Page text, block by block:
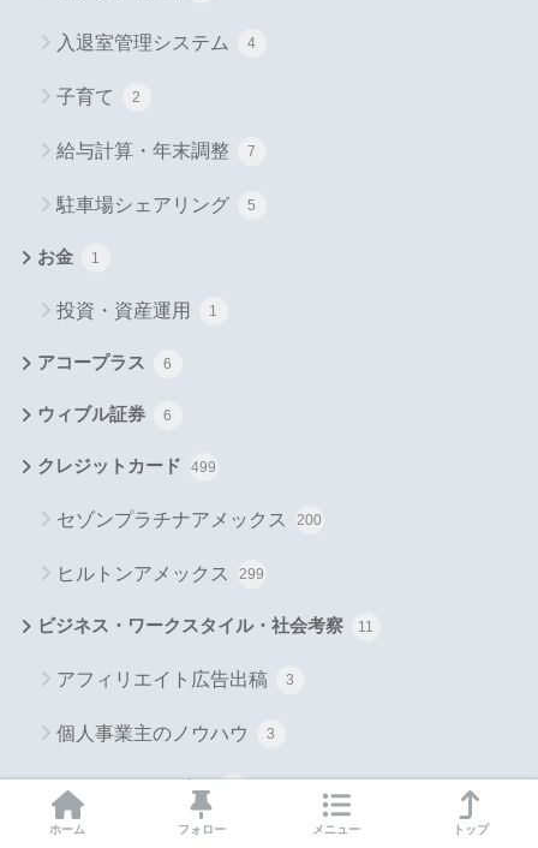
入退室管理システム 4
子育て 2
給与計算・年末調整 7
駐車場シェアリング 5
お金 1
投資・資産運用 1
アコープラス 6
ウィブル証券 6
クレジットカード 499
セゾンプラチナアメックス 200
ヒルトンアメックス 299
ビジネス・ワークスタイル・社会考察 11
アフィリエイト広告出稿 3
個人事業主のノウハウ 3
おすすめサービス
確定申告
ホーム フォロー メニュー トップ